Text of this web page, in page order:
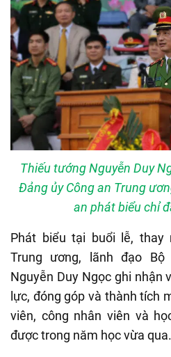
Thiếu tướng Nguyễn Duy
Đảng ủy Công an Trung
an phát biểu chỉ
Phát biểu tại buổi lễ, thay
Trung ương, lãnh đạo
Nguyễn Duy Ngọc ghi nhận
lực, đóng góp và thành tích
viên, công nhân viên và
được trong năm học vừa qua.